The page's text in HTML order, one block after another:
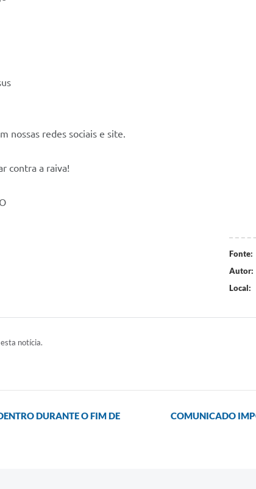
nossas redes sociais e site.
contra a raiva!
Fonte:
Autor:
Local:
notícia.
DURANTE O FIM DE
COMUNICADO